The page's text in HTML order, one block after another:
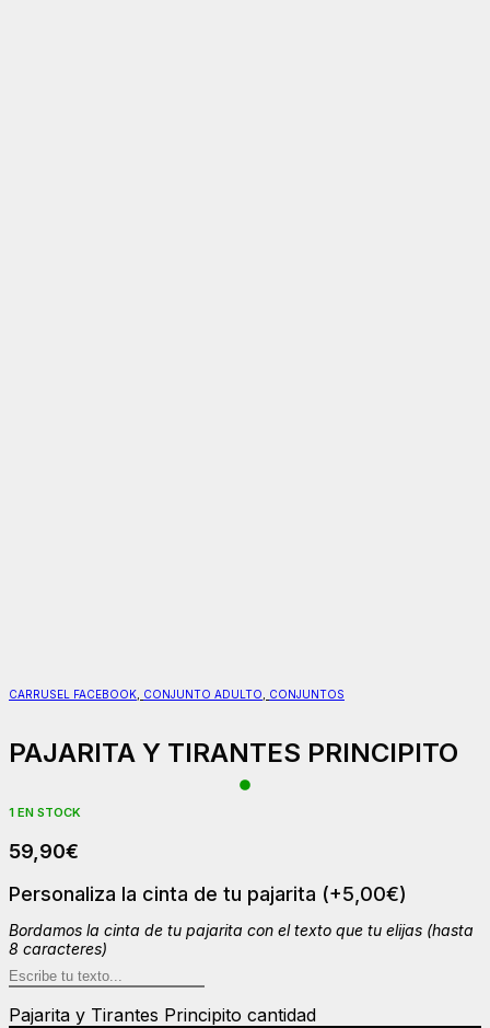
CARRUSEL FACEBOOK CONJUNTO ADULTO CONJUNTOS
PAJARITA Y TIRANTES PRINCIPITO
1 EN STOCK
59,90€
Personaliza la cinta de tu pajarita (+5,00€)
Bordamos la cinta de tu pajarita con el texto que tu elijas (hasta
8 caracteres)
Pajarita y Tirantes Principito cantidad